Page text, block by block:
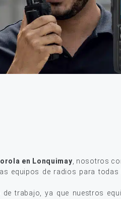
en Lonquimay , nosotros
equipos de radios para
de trabajo, ya que nuestros